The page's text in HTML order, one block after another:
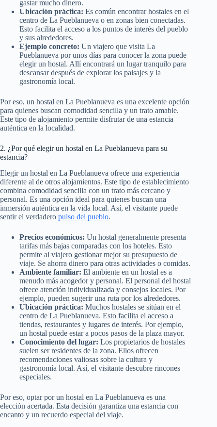
gastar mucho dinero.
Ubicación práctica: Es común encontrar hostales en el
centro de La Pueblanueva o en zonas bien conectadas.
Esto facilita el acceso a los puntos de interés del pueblo
y sus alrededores.
Ejemplo concreto: Un viajero que visita La
Pueblanueva por unos días para conocer la zona puede
elegir un hostal. Allí encontrará un lugar tranquilo para
descansar después de explorar los paisajes y la
gastronomía local.
Por eso, un hostal en La Pueblanueva es una excelente opción
para quienes buscan comodidad sencilla y un trato amable.
Este tipo de alojamiento permite disfrutar de una estancia
auténtica en la localidad.
2. ¿Por qué elegir un hostal en La Pueblanueva para su
estancia?
Elegir un hostal en La Pueblanueva ofrece una experiencia
diferente al de otros alojamientos. Este tipo de establecimiento
combina comodidad sencilla con un trato más cercano y
personal. Es una opción ideal para quienes buscan una
inmersión auténtica en la vida local. Así, el visitante puede
sentir el verdadero pulso del pueblo.
Precios económicos: Un hostal generalmente presenta
tarifas más bajas comparadas con los hoteles. Esto
permite al viajero gestionar mejor su presupuesto de
viaje. Se ahorra dinero para otras actividades o comidas.
Ambiente familiar: El ambiente en un hostal es a
menudo más acogedor y personal. El personal del hostal
ofrece atención individualizada y consejos locales. Por
ejemplo, pueden sugerir una ruta por los alrededores.
Ubicación práctica: Muchos hostales se sitúan en el
centro de La Pueblanueva. Esto facilita el acceso a
tiendas, restaurantes y lugares de interés. Por ejemplo,
un hostal puede estar a pocos pasos de la plaza mayor.
Conocimiento del lugar: Los propietarios de hostales
suelen ser residentes de la zona. Ellos ofrecen
recomendaciones valiosas sobre la cultura y
gastronomía local. Así, el visitante descubre rincones
especiales.
Por eso, optar por un hostal en La Pueblanueva es una
elección acertada. Esta decisión garantiza una estancia con
encanto y un recuerdo especial del viaje.